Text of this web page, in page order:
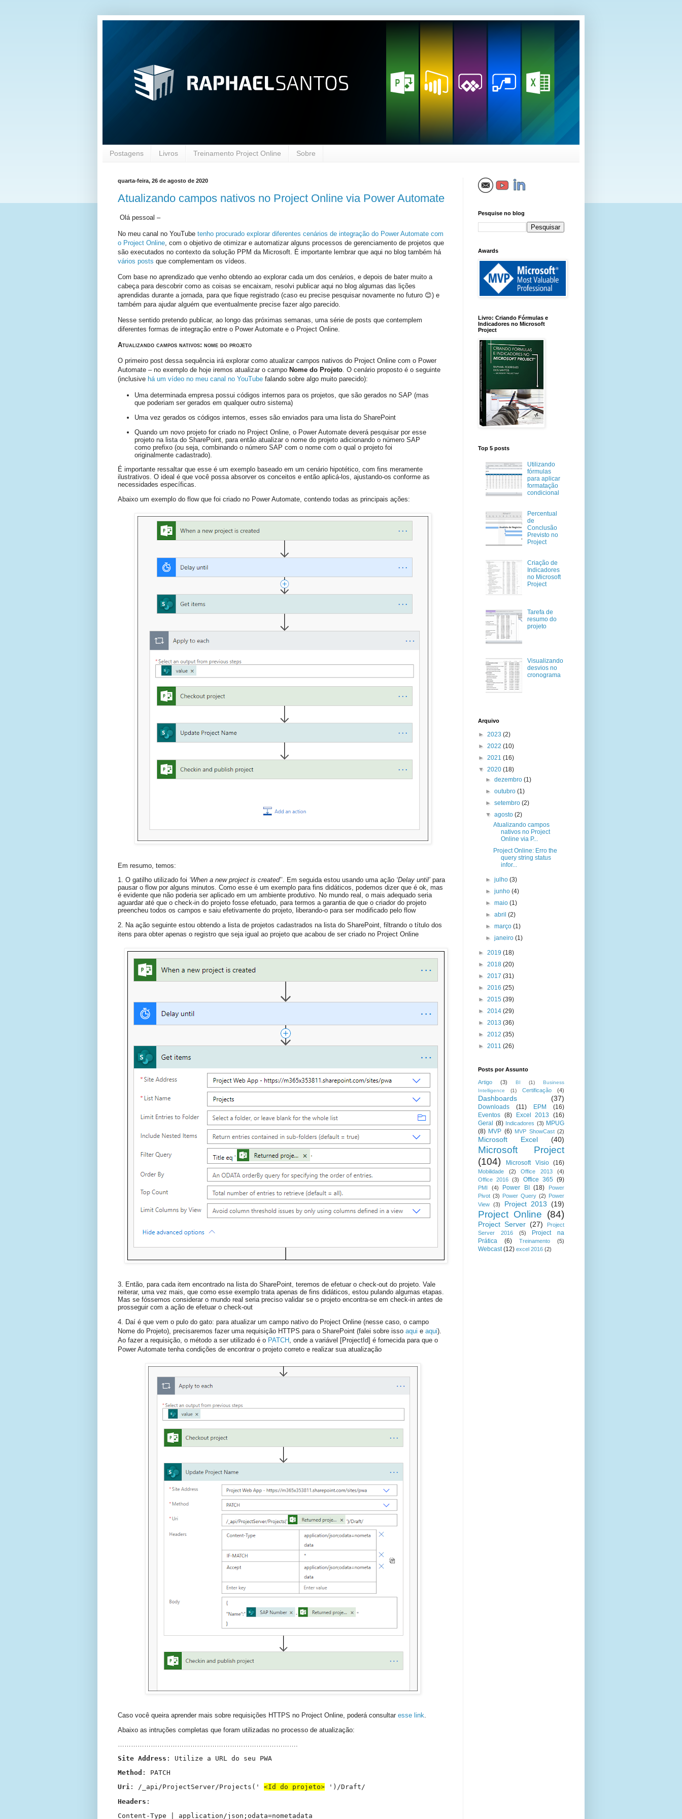
Postagens Livros Treinamento Project Online Sobre
quarta-feira, 26 de agosto de 2020
Atualizando campos nativos no Project Online via Power Automate
Olá pessoal –
No meu canal no YouTube tenho procurado explorar diferentes cenários de integração do Power Automate com
o Project Online , com o objetivo de otimizar e automatizar alguns processos de gerenciamento de projetos que
são executados no contexto da solução PPM da Microsoft. É importante lembrar que aqui no blog também há
vários posts que complementam os vídeos.
Com base no aprendizado que venho obtendo ao explorar cada um dos cenários, e depois de bater muito a
cabeça para descobrir como as coisas se encaixam, resolvi publicar aqui no blog algumas das lições
aprendidas durante a jornada, para que fique registrado (caso eu precise pesquisar novamente no futuro 😊) e
também para ajudar alguém que eventualmente precise fazer algo parecido.
Nesse sentido pretendo publicar, ao longo das próximas semanas, uma série de posts que contemplem
diferentes formas de integração entre o Power Automate e o Project Online.
Atualizando campos nativos: nome do projeto
O primeiro post dessa sequência irá explorar como atualizar campos nativos do Project Online com o Power
Automate – no exemplo de hoje iremos atualizar o campo Nome do Projeto. O cenário proposto é o seguinte
(inclusive há um vídeo no meu canal no YouTube falando sobre algo muito parecido):
Uma determinada empresa possui códigos internos para os projetos, que são gerados no SAP (mas
que poderiam ser gerados em qualquer outro sistema)
Uma vez gerados os códigos internos, esses são enviados para uma lista do SharePoint
Quando um novo projeto for criado no Project Online, o Power Automate deverá pesquisar por esse
projeto na lista do SharePoint, para então atualizar o nome do projeto adicionando o número SAP
como prefixo (ou seja, combinando o número SAP com o nome com o qual o projeto foi
originalmente cadastrado).
É importante ressaltar que esse é um exemplo baseado em um cenário hipotético, com fins meramente
ilustrativos. O ideal é que você possa absorver os conceitos e então aplicá-los, ajustando-os conforme as
necessidades específicas.
Abaixo um exemplo do flow que foi criado no Power Automate, contendo todas as principais ações:
Em resumo, temos:
1. O gatilho utilizado foi ‘When a new project is created’’. Em seguida estou usando uma ação ‘Delay until’ para
pausar o flow por alguns minutos. Como esse é um exemplo para fins didáticos, podemos dizer que é ok, mas
é evidente que não poderia ser aplicado em um ambiente produtivo. No mundo real, o mais adequado seria
aguardar até que o check-in do projeto fosse efetuado, para termos a garantia de que o criador do projeto
preencheu todos os campos e saiu efetivamente do projeto, liberando-o para ser modificado pelo flow
2. Na ação seguinte estou obtendo a lista de projetos cadastrados na lista do SharePoint, filtrando o título dos
itens para obter apenas o registro que seja igual ao projeto que acabou de ser criado no Project Online
3. Então, para cada item encontrado na lista do SharePoint, teremos de efetuar o check-out do projeto. Vale
reiterar, uma vez mais, que como esse exemplo trata apenas de fins didáticos, estou pulando algumas etapas.
Mas se fóssemos considerar o mundo real seria preciso validar se o projeto encontra-se em check-in antes de
prosseguir com a ação de efetuar o check-out
4. Daí é que vem o pulo do gato: para atualizar um campo nativo do Project Online (nesse caso, o campo
Nome do Projeto), precisaremos fazer uma requisição HTTPS para o SharePoint (falei sobre isso aqui e aqui).
Ao fazer a requisição, o método a ser utilizado é o PATCH , onde a variável [ProjectId] é fornecida para que o
Power Automate tenha condições de encontrar o projeto correto e realizar sua atualização
Caso você queira aprender mais sobre requisições HTTPS no Project Online, poderá consultar esse link.
Abaixo as intruções completas que foram utilizadas no processo de atualização:
Site Address : Utilize a URL do seu PWA
Method : PATCH
Uri : /_api/ProjectServer/Projects(' <Id do projeto> ')/Draft/
Headers :
Content-Type | application/json;odata=nometadata
Pesquise no blog
Awards
Livro: Criando Fórmulas e
Indicadores no Microsoft
Project
Top 5 posts
Utilizando
fórmulas
para aplicar
formatação
condicional
Percentual
de
Conclusão
Previsto no
Project
Criação de
Indicadores
no Microsoft
Project
Tarefa de
resumo do
projeto
Visualizando
desvios no
cronograma
Arquivo
► 2023 (2)
► 2022 (10)
► 2021 (16)
▼ 2020 (18)
►dezembro(1)
►outubro(1)
►setembro(2)
▼agosto(2)
Atualizando campos
nativos no Project
Online via P...
Project Online: Erro the
query string status
infor...
►julho(3)
►junho(4)
►maio(1)
►abril(2)
►março(1)
►janeiro(1)
► 2019 (18)
► 2018 (20)
► 2017 (31)
► 2016 (25)
► 2015 (39)
► 2014 (29)
► 2013 (36)
► 2012 (35)
► 2011 (26)
Posts por Assunto
Artigo (3) BI (1)
Business
Intelligence
(1) Certificação (4)
Dashboards (37)
Downloads (11) EPM
(16)
Eventos (8) Excel 2013
(16)
Geral (8) Indicadores (3) MPUG
(8) MVP (6) MVP ShowCast (2)
Microsoft Excel (40)
Microsoft Project
(104)
Microsoft Visio (16)
Mobilidade (2) Office 2013
(4)
Office 2016
(3) Office 365 (9)
PMI (4) Power BI (18)
Power
Pivot (3) Power Query (2) Power
View
(3) Project 2013 (19)
Project Online (84)
Project Server (27)
Project
Server 2016
(5)
Project na
Prática
(6) Treinamento (5)
Webcast (12) excel 2016 (2)